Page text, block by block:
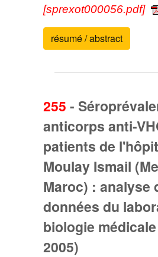
[sprexot000056.pdf]
résumé / abstract
255 -
anticorps anti-
patients de
Moulay Ismail
Maroc) : analyse
données du
biologie
2005)